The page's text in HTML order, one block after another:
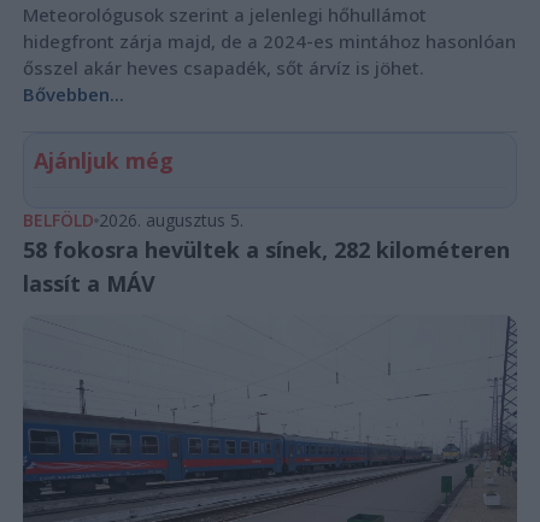
Meteorológusok szerint a jelenlegi hőhullámot
hidegfront zárja majd, de a 2024-es mintához hasonlóan
ősszel akár heves csapadék, sőt árvíz is jöhet.
Bővebben...
Ajánljuk még
BELFÖLD 2026. augusztus 5.
58 fokosra hevültek a sínek, 282 kilométeren
lassít a MÁV